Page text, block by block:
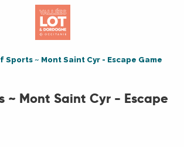
Sports ~ Mont Saint Cyr - Escape Game
~ Mont Saint Cyr - Escape